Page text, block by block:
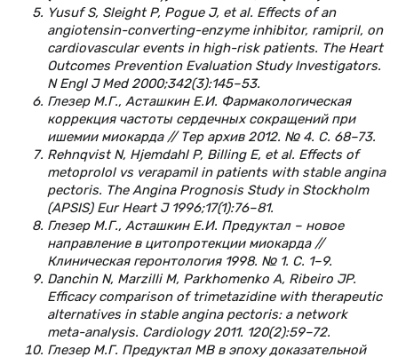
Yusuf S, Sleight P, Pogue J, et al. Effects of an
angiotensin-converting-enzyme inhibitor, ramipril, on
cardiovascular events in high-risk patients. The Heart
Outcomes Prevention Evaluation Study Investigators.
N Engl J Med 2000;342(3):145–53.
Глезер М.Г., Асташкин Е.И. Фармакологическая
коррекция частоты сердечных сокращений при
ишемии миокарда // Тер архив 2012. № 4. С. 68–73.
Rehnqvist N, Hjemdahl P, Billing E, et al. Effects of
metoprolol vs verapamil in patients with stable angina
pectoris. The Angina Prognosis Study in Stockholm
(APSIS) Eur Heart J 1996;17(1):76–81.
Глезер М.Г., Асташкин Е.И. Предуктал – новое
направление в цитопротекции миокарда //
Клиническая геронтология 1998. № 1. С. 1–9.
Danchin N, Marzilli M, Parkhomenko A, Ribeiro JP.
Efficacy comparison of trimetazidine with therapeutic
alternatives in stable angina pectoris: a network
meta-analysis. Cardiology 2011. 120(2):59–72.
Глезер М.Г. Предуктал МВ в эпоху доказательной